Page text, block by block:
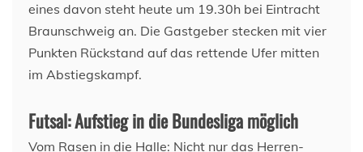
eines davon steht heute um 19.30h bei Eintracht
Braunschweig an. Die Gastgeber stecken mit vier
Punkten Rückstand auf das rettende Ufer mitten
im Abstiegskampf.
Futsal: Aufstieg in die Bundesliga möglich
Vom Rasen in die Halle: Nicht nur das Herren-